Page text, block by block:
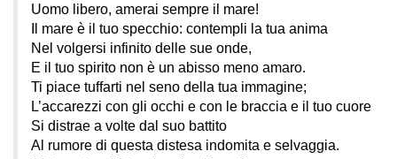
Uomo libero, amerai sempre il mare!
Il mare è il tuo specchio: contempli la tua anima
Nel volgersi infinito delle sue onde,
E il tuo spirito non è un abisso meno amaro.
Ti piace tuffarti nel seno della tua immagine;
L’accarezzi con gli occhi e con le braccia e il tuo cuore
Si distrae a volte dal suo battito
Al rumore di questa distesa indomita e selvaggia.